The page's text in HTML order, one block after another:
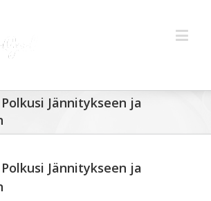
Jännitykseen ja
Jännitykseen ja